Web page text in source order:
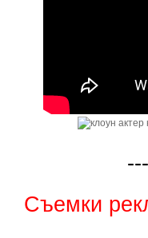
Съемки